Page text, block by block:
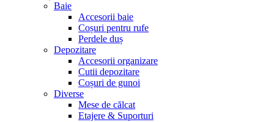
Baie
Accesorii baie
Coșuri pentru rufe
Perdele duș
Depozitare
Accesorii organizare
Cutii depozitare
Coșuri de gunoi
Diverse
Mese de călcat
Etajere & Suporturi